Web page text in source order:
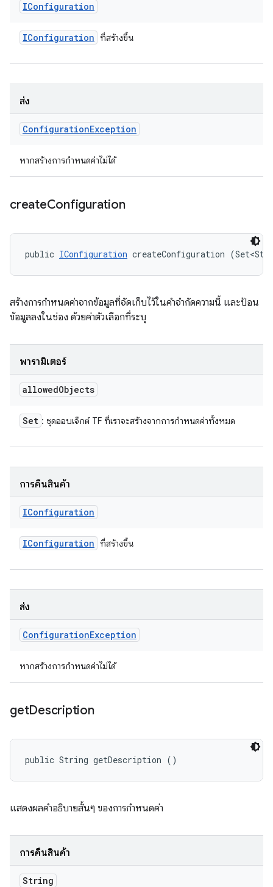
IConfiguration
IConfiguration ที่สร้างขึ้น
ส่ง
ConfigurationException
หากสร้างการกำหนดค่าไม่ได้
createConfiguration
public IConfiguration createConfiguration
สร้างการกำหนดค่าจากข้อมูลที่จัดเก็บไว้ในคำจำกัดความนี้ และป้อน
ข้อมูลลงในช่อง ด้วยค่าตัวเลือกที่ระบุ
พารามิเตอร์
allowedObjects
Set : ชุดออบเจ็กต์ TF ที่เราจะสร้างจากการกำหนดค่าทั้งหมด
การคืนสินค้า
IConfiguration
IConfiguration ที่สร้างขึ้น
ส่ง
ConfigurationException
หากสร้างการกำหนดค่าไม่ได้
getDescription
public String getDescription ()
แสดงผลคำอธิบายสั้นๆ ของการกำหนดค่า
การคืนสินค้า
String